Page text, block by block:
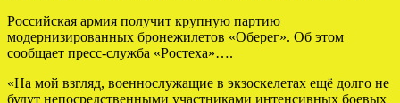
Российская армия получит крупную партию
модернизированных бронежилетов «Оберег». Об этом
сообщает пресс-служба «Ростеха»….
«На мой взгляд, военнослужащие в экзоскелетах ещё долго не
будут непосредственными участниками интенсивных боевых